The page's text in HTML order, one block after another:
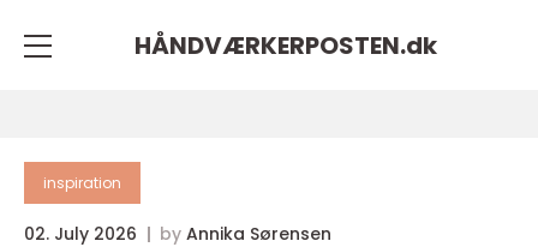
HÅNDVÆRKERPOSTEN.dk
inspiration
02. July 2026 by Annika Sørensen